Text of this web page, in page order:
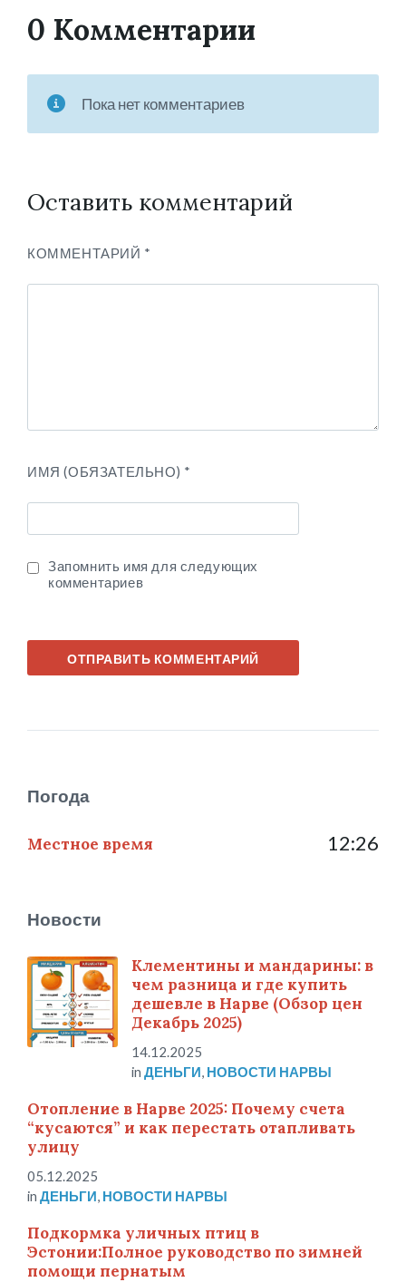
0 Комментарии
Пока нет комментариев
Оставить комментарий
КОММЕНТАРИЙ *
ИМЯ (ОБЯЗАТЕЛЬНО) *
Запомнить имя для следующих
комментариев
Погода
Местное время 12:26
Новости
Клементины и мандарины: в
чем разница и где купить
дешевле в Нарве (Обзор цен
Декабрь 2025)
14.12.2025
in ДЕНЬГИ НОВОСТИ НАРВЫ
Отопление в Нарве 2025: Почему счета
“кусаются” и как перестать отапливать
улицу
05.12.2025
in ДЕНЬГИ НОВОСТИ НАРВЫ
Подкормка уличных птиц в
Эстонии:Полное руководство по зимней
помощи пернатым